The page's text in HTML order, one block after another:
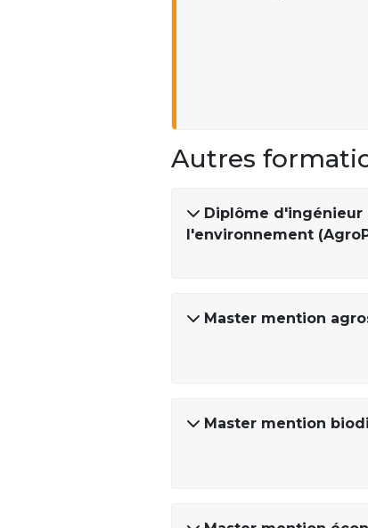
Autres
Diplôme
l'environnement
Master mention
Master mention